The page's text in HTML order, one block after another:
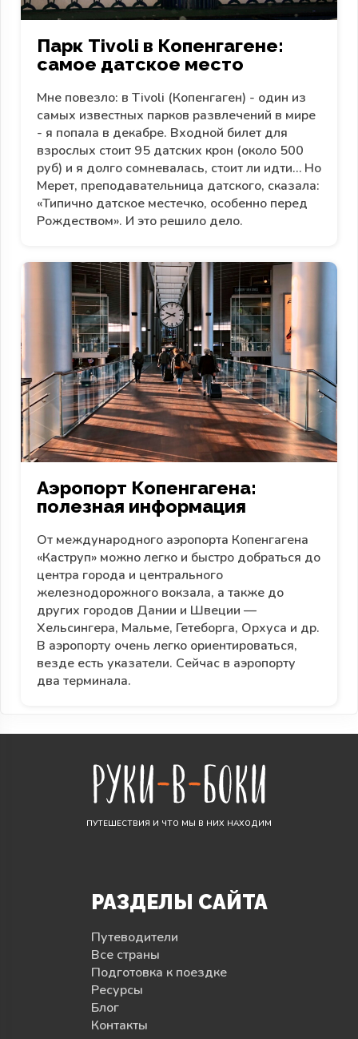
Парк Tivoli в Копенгагене:
самое датское место
Мне повезло: в Tivoli (Копенгаген) - один из
самых известных парков развлечений в мире
- я попала в декабре. Входной билет для
взрослых стоит 95 датских крон (около 500
руб) и я долго сомневалась, стоит ли идти… Но
Мерет, преподавательница датского, сказала:
«Типично датское местечко, особенно перед
Рождеством». И это решило дело.
Аэропорт Копенгагена:
полезная информация
От международного аэропорта Копенгагена
«Каструп» можно легко и быстро добраться до
центра города и центрального
железнодорожного вокзала, а также до
других городов Дании и Швеции —
Хельсингера, Мальме, Гетеборга, Орхуса и др.
В аэропорту очень легко ориентироваться,
везде есть указатели. Сейчас в аэропорту
два терминала.
ПУТЕШЕСТВИЯ И ЧТО МЫ В НИХ НАХОДИМ
РАЗДЕЛЫ САЙТА
Путеводители
Все страны
Подготовка к поездке
Ресурсы
Блог
Контакты